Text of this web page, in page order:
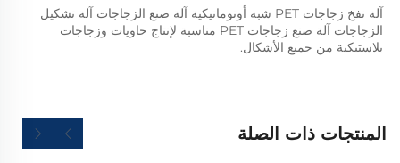
بلاستيكية من جميع الأشكال.
المنتجات ذات الصلة